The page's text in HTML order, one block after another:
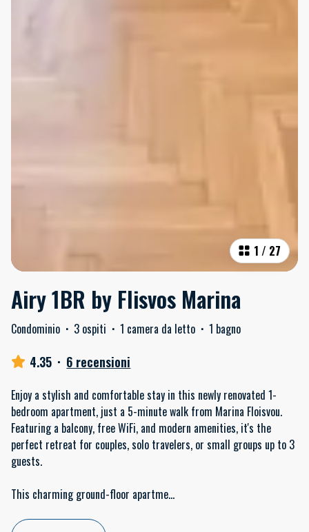
1 / 27
Airy 1BR by Flisvos Marina
Condominio · 3 ospiti · 1 camera da letto · 1 bagno
4.35 · 6 recensioni
Enjoy a stylish and comfortable stay in this newly renovated 1-
bedroom apartment, just a 5-minute walk from Marina Floisvou.
Featuring a balcony, free WiFi, and modern amenities, it's the
perfect retreat for couples, solo travelers, or small groups up to 3
guests.
This charming ground-floor apartme...